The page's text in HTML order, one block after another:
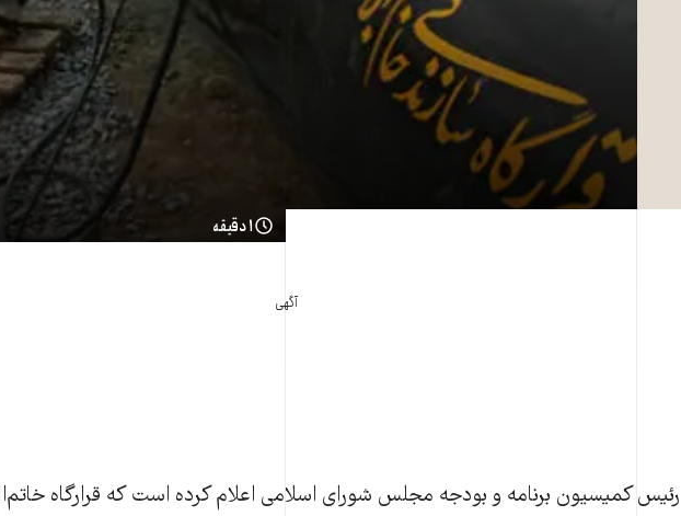
۱ دقیقه
آگهی
رئیس کمیسیون برنامه و بودجه مجلس شورای اسلامی اعلام کرده است که قرارگاه